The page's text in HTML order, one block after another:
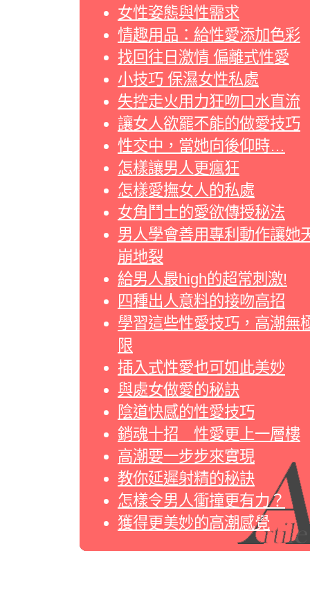
女性姿態與性需求
情趣用品：給性愛添加色彩
找回往日激情 偏離式性愛
小技巧 保濕女性私處
失控走火用力狂吻口水直流
讓女人欲罷不能的做愛技巧
性交中，當她向後仰時…
怎樣讓男人更瘋狂
怎樣愛撫女人的私處
女角鬥士的愛欲傳授秘法
男人學會善用專利動作讓她
崩地裂
給男人最high的超常刺激!
四種出人意料的接吻高招
學習這些性愛技巧，高潮無
限
插入式性愛也可如此美妙
與處女做愛的秘訣
陰道快感的性愛技巧
銷魂十招 性愛更上一層樓
高潮要一步步來實現
教你延遲射精的秘訣
怎樣令男人衝撞更有力？
獲得更美妙的高潮感覺